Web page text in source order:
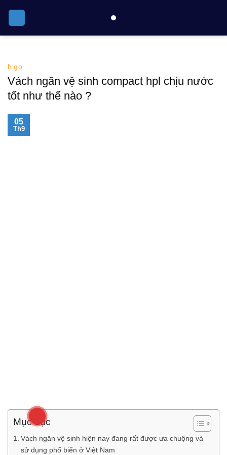
higo
Vách ngăn vệ sinh compact hpl chịu nước
tốt như thế nào ?
05
Th9
Mục Lục
Vách ngăn vệ sinh hiện nay đang rất được ưa chuộng và
sử dụng phổ biến ở Việt Nam